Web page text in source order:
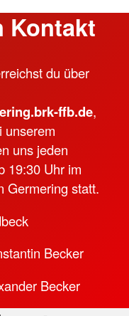
Kontakt
du über
ffb.de,
unserem
uns jeden
19:30 Uhr im
Germering statt.
Becker
Becker